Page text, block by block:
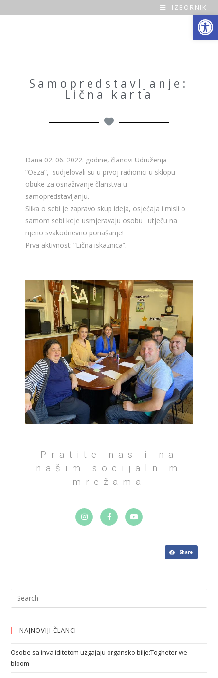
Open toolbar
O
IZBORNIK
Samopredstavljanje:
Lična karta
Dana 02. 06. 2022. godine, članovi Udruženja
“Oaza”, sudjelovali su u prvoj radionici u sklopu
obuke za osnaživanje članstva u
samopredstavljanju.
Slika o sebi je zapravo skup ideja, osjećaja i misli o
samom sebi koje usmjeravaju osobu i utječu na
njeno svakodnevno ponašanje!
Prva aktivnost: “Lična iskaznica”.
Pratite nas i na
našim socijalnim
mrežama
Share
NAJNOVIJI ČLANCI
Osobe sa invaliditetom uzgajaju organsko bilje:Togheter we
bloom